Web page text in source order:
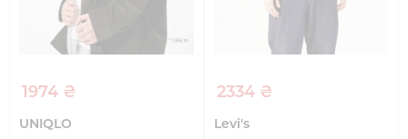
1974 ₴
UNIQLO
2334 ₴
Levi's